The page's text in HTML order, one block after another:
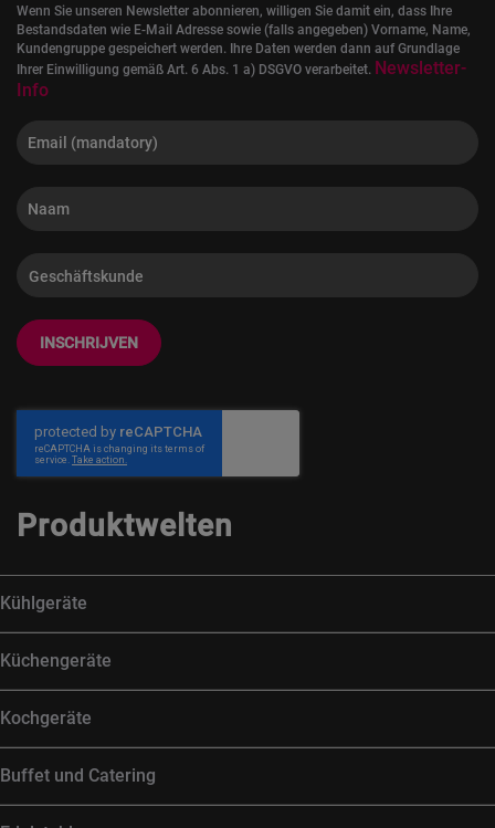
Wenn Sie unseren Newsletter abonnieren, willigen Sie damit ein, dass Ihre
Bestandsdaten wie E-Mail Adresse sowie (falls angegeben) Vorname, Name,
Kundengruppe gespeichert werden. Ihre Daten werden dann auf Grundlage
Ihrer Einwilligung gemäß Art. 6 Abs. 1 a) DSGVO verarbeitet. Newsletter-
Info
INSCHRIJVEN
Produktwelten
Kühlgeräte
Küchengeräte
Kochgeräte
Buffet und Catering